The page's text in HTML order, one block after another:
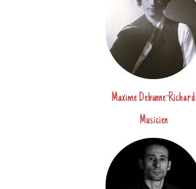
Maxime Debunne-Richard
Musicien